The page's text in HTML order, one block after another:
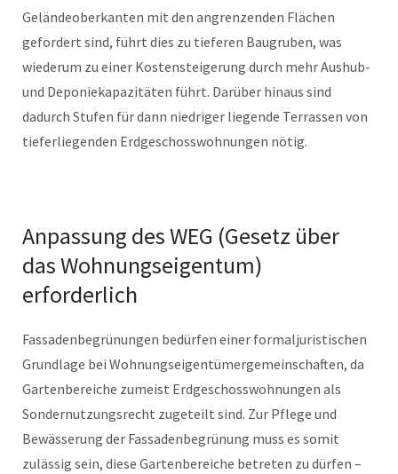
Geländeoberkanten mit den angrenzenden Flächen
gefordert sind, führt dies zu tieferen Baugruben, was
wiederum zu einer Kostensteigerung durch mehr Aushub-
und Deponiekapazitäten führt. Darüber hinaus sind
dadurch Stufen für dann niedriger liegende Terrassen von
tieferliegenden Erdgeschosswohnungen nötig.
Anpassung des WEG (Gesetz über
das Wohnungseigentum)
erforderlich
Fassadenbegrünungen bedürfen einer formaljuristischen
Grundlage bei Wohnungseigentümergemeinschaften, da
Gartenbereiche zumeist Erdgeschosswohnungen als
Sondernutzungsrecht zugeteilt sind. Zur Pflege und
Bewässerung der Fassadenbegrünung muss es somit
zulässig sein, diese Gartenbereiche betreten zu dürfen –